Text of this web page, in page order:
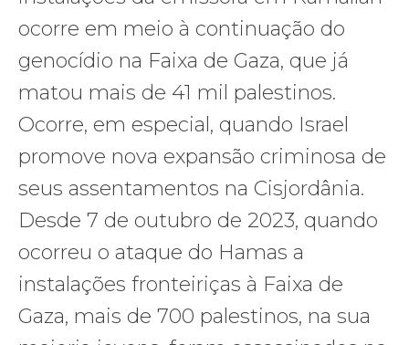
ocorre em meio à continuação do
genocídio na Faixa de Gaza, que já
matou mais de 41 mil palestinos.
Ocorre, em especial, quando Israel
promove nova expansão criminosa de
seus assentamentos na Cisjordânia.
Desde 7 de outubro de 2023, quando
ocorreu o ataque do Hamas a
instalações fronteiriças à Faixa de
Gaza, mais de 700 palestinos, na sua